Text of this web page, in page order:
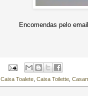
Encomendas pelo
Caixa Toalete, Caixa Toilette,